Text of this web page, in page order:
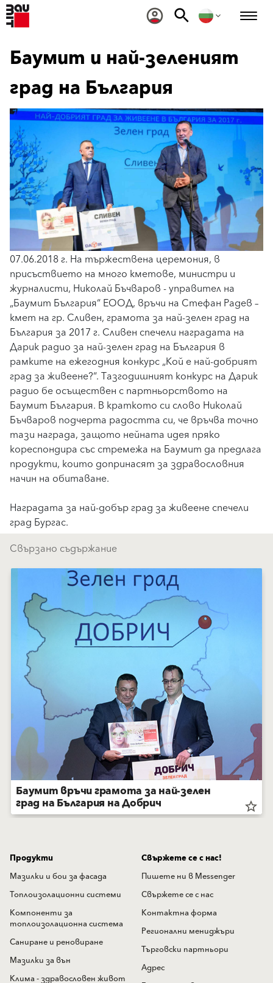
Баумит и най-зеленият
град на България
07.06.2018 г. На тържествена церемония, в
присъствието на много кметове, министри и
журналисти, Николай Бъчваров - управител на
„Баумит България“ ЕООД, връчи на Стефан Радев –
кмет на гр. Сливен, грамота за най-зелен град на
България за 2017 г. Сливен спечели наградата на
Дарик радио за най-зелен град на България в
рамките на ежегодния конкурс „Кой е най-добрият
град за живеене?“. Тазгодишният конкурс на Дарик
радио бе осъществен с партньорството на
Баумит България. В краткото си слово Николай
Бъчваров подчерта радостта си, че връчва точно
тази награда, защото нейната идея пряко
кореспондира със стремежа на Баумит да предлага
продукти, които допринасят за здравословния
начин на обитаване.
Наградата за най-добър град за живеене спечели
град Бургас.
Свързано съдържание
Баумит връчи грамота за най-зелен
град на България на Добрич star_border
Продукти
Мазилки и бои за фасада
Топлоизолационни системи
Компоненти за
топлоизолационна система
Саниране и реновиране
Мазилки за вън
Клима - здравословен живот
Свържете се с нас!
Пишете ни в Messenger
Свържете се с нас
Контактна форма
Регионални мениджъри
Търговски партньори
Адрес